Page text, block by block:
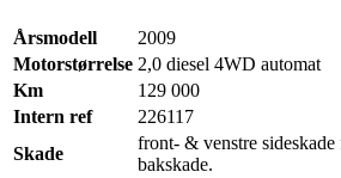
Årsmodell
2009
Motorstørrelse 2,0 diesel 4WD automat
Km
129 000
Intern ref
226117
Skade
front- & venstre
bakskade.